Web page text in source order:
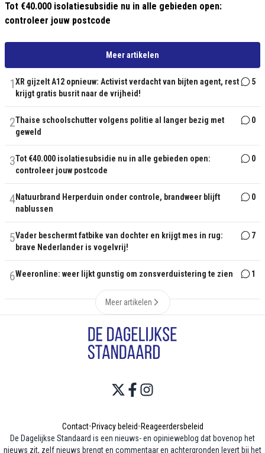
Tot €40.000 isolatiesubsidie nu in alle gebieden open:
controleer jouw postcode
Meer artikelen
1XR gijzelt A12 opnieuw: Activist verdacht van bijten agent, rest
krijgt gratis busrit naar de vrijheid!
5
2Thaise schoolschutter volgens politie al langer bezig met
geweld
0
3Tot €40.000 isolatiesubsidie nu in alle gebieden open:
controleer jouw postcode
0
4Natuurbrand Herperduin onder controle, brandweer blijft
nablussen
0
5Vader beschermt fatbike van dochter en krijgt mes in rug:
brave Nederlander is vogelvrij!
7
6Weeronline: weer lijkt gunstig om zonsverduistering te zien 1
Meer artikelen
Contact•Privacy beleid•Reageerdersbeleid
De Dagelijkse Standaard is een nieuws- en opinieweblog dat bovenop het
nieuws zit, zelf nieuws brengt en commentaar en achtergronden levert bij het